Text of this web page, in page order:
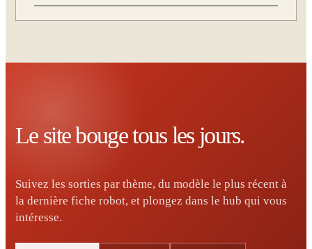
Le site bouge tous les jours.
Suivez les sorties par thème, du modèle le plus récent à
la dernière fiche robot, et plongez dans le hub qui vous
intéresse.